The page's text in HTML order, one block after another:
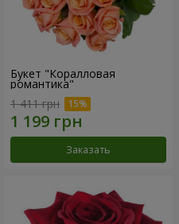
Букет "Коралловая
романтика"
1 411 грн
Заказать